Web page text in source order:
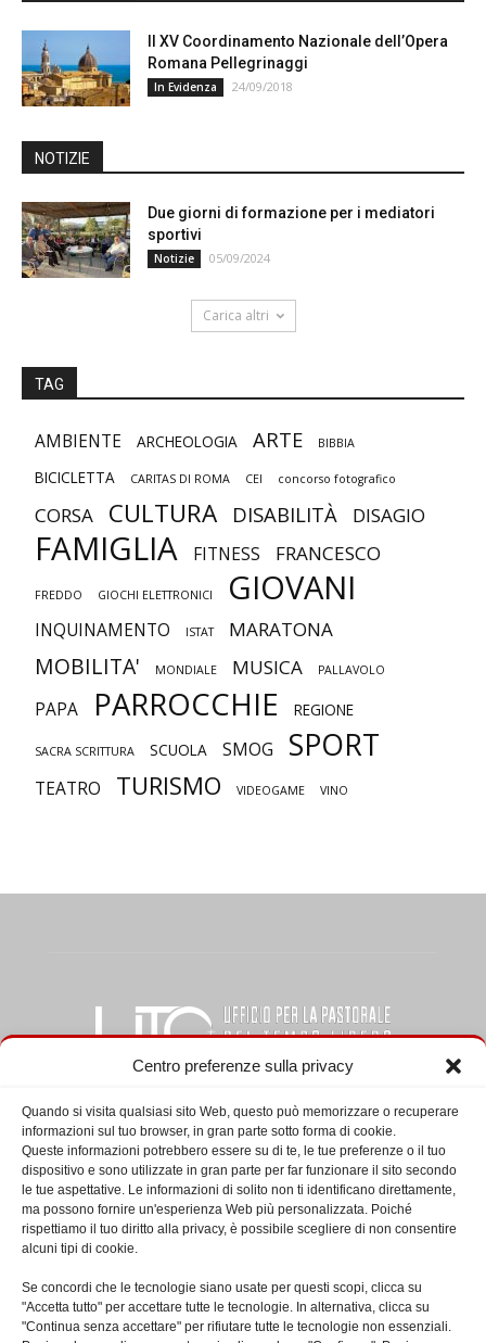
Centro preferenze sulla privacy
Quando si visita qualsiasi sito Web, questo può memorizzare o recuperare
informazioni sul tuo browser, in gran parte sotto forma di cookie.
Queste informazioni potrebbero essere su di te, le tue preferenze o il tuo
dispositivo e sono utilizzate in gran parte per far funzionare il sito secondo
le tue aspettative. Le informazioni di solito non ti identificano direttamente,
ma possono fornire un'esperienza Web più personalizzata. Poiché
rispettiamo il tuo diritto alla privacy, è possibile scegliere di non consentire
alcuni tipi di cookie.
Se concordi che le tecnologie siano usate per questi scopi, clicca su
"Accetta tutto" per accettare tutte le tecnologie. In alternativa, clicca su
"Continua senza accettare" per rifiutare tutte le tecnologie non essenziali.
Il XV Coordinamento Nazionale dell’Opera
Romana Pellegrinaggi
In Evidenza 24/09/2018
NOTIZIE
Due giorni di formazione per i mediatori
sportivi
Notizie 05/09/2024
Carica altri
TAG
AMBIENTE ARCHEOLOGIA ARTE BIBBIA
BICICLETTA CARITAS DI ROMA CEI concorso fotografico
CORSA CULTURA DISABILITÀ DISAGIO
FAMIGLIA FITNESS FRANCESCO
FREDDO GIOCHI ELETTRONICI GIOVANI
INQUINAMENTO ISTAT MARATONA
MOBILITA' MONDIALE MUSICA PALLAVOLO
PAPA PARROCCHIE REGIONE
SACRA SCRITTURA SCUOLA SMOG SPORT
TEATRO TURISMO VIDEOGAME VINO
CHI SIAMO
L’Ufficio per la pastorale del tempo libero, del turismo e dello
sport del Vicariato di Roma riprende le proprie attività dal
primo marzo 2018. Direttore è don Francesco Indelicato,
Contattaci: uts@diocesidiroma.it